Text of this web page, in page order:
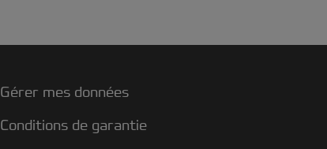
Gérer mes données
Conditions de garantie